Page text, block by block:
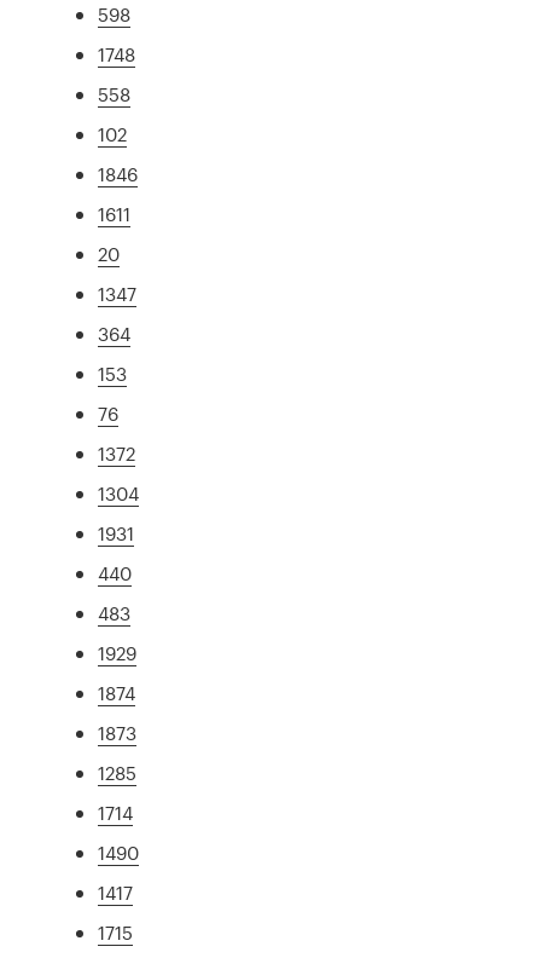
598
1748
558
102
1846
1611
20
1347
364
153
76
1372
1304
1931
440
483
1929
1874
1873
1285
1714
1490
1417
1715